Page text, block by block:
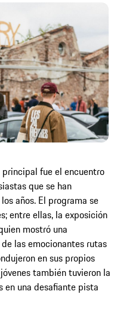
fue el encuentro
que se han
años. El programa se
entre ellas, la exposición
mostró una
las emocionantes rutas
en sus propios
también tuvieron la
en una desafiante pista